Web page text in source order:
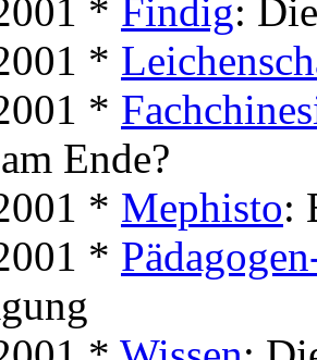
* Findig:
*
*
Ende?
* Mephisto:
*